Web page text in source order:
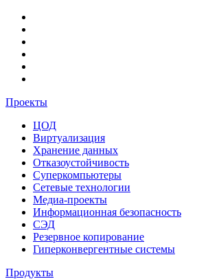
Проекты
ЦОД
Виртуализация
Хранение данных
Отказоустойчивость
Суперкомпьютеры
Сетевые технологии
Медиа-проекты
Информационная безопасность
СЭД
Резервное копирование
Гиперконвергентные системы
Продукты